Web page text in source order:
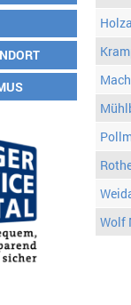
Wolf